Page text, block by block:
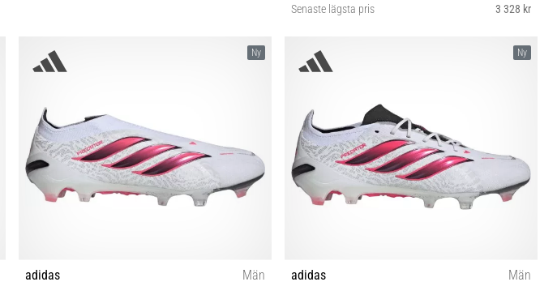
29 30 30½ 31 31½ 32 33 33½ 34 35 35½ 36 36⅔ 37⅓
Senaste lägsta pris 3 328 kr
38⅔ 39⅓ 40 40⅔ 41⅓ 42 42⅔ 43⅓ 44 44⅔ 45⅓
Ny
adidas
Män
Ny
adidas
Män